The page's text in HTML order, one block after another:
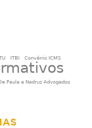
ITBI Convênio ICMS
Paula e Nadruz Advogados